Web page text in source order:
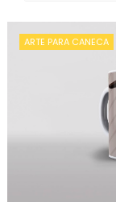
ARTE PARA CANECA